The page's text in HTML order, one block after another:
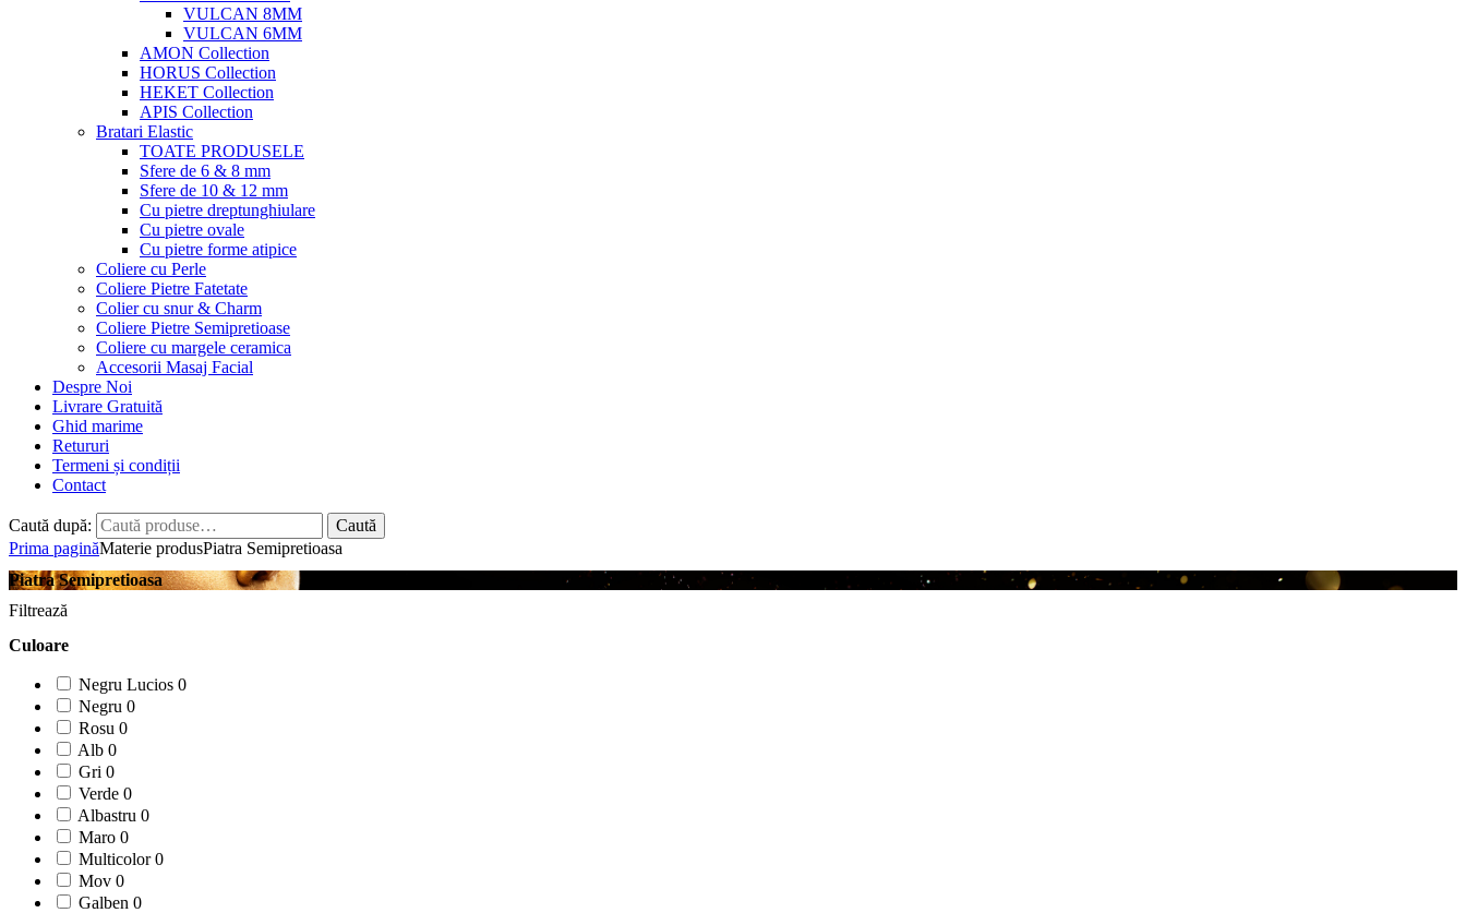
VULCAN 8MM
VULCAN 6MM
AMON Collection
HORUS Collection
HEKET Collection
APIS Collection
Bratari Elastic
TOATE PRODUSELE
Sfere de 6 & 8 mm
Sfere de 10 & 12 mm
Cu pietre dreptunghiulare
Cu pietre ovale
Cu pietre forme atipice
Coliere cu Perle
Coliere Pietre Fatetate
Colier cu snur & Charm
Coliere Pietre Semipretioase
Coliere cu margele ceramica
Accesorii Masaj Facial
Despre Noi
Livrare Gratuită
Ghid marime
Retururi
Termeni și condiții
Contact
Caută după:
Caută
Prima paginăMaterie produsPiatra Semipretioasa
Piatra Semipretioasa
Filtrează
Culoare
Negru Lucios 0
Negru 0
Rosu 0
Alb 0
Gri 0
Verde 0
Albastru 0
Maro 0
Multicolor 0
Mov 0
Galben 0